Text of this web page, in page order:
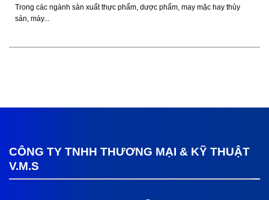
Trong các ngành sản xuất thực phẩm, dược phẩm, may mặc hay thủy
sản, máy...
CÔNG TY TNHH THƯƠNG MẠI & KỸ THUẬT
V.M.S